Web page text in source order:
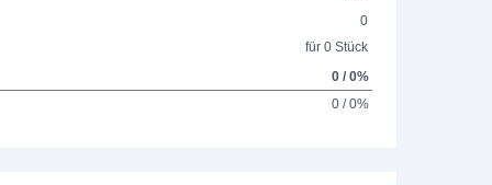
0
für 0 Stück
0 / 0%
0 / 0%